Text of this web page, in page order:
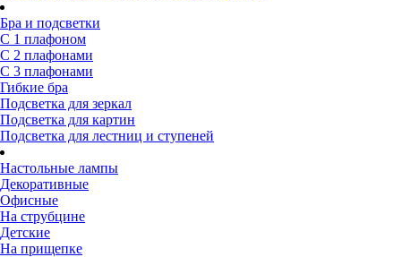
Бра и подсветки
С 1 плафоном
С 2 плафонами
С 3 плафонами
Гибкие бра
Подсветка для зеркал
Подсветка для картин
Подсветка для лестниц и ступеней
Настольные лампы
Декоративные
Офисные
На струбцине
Детские
На прищепке